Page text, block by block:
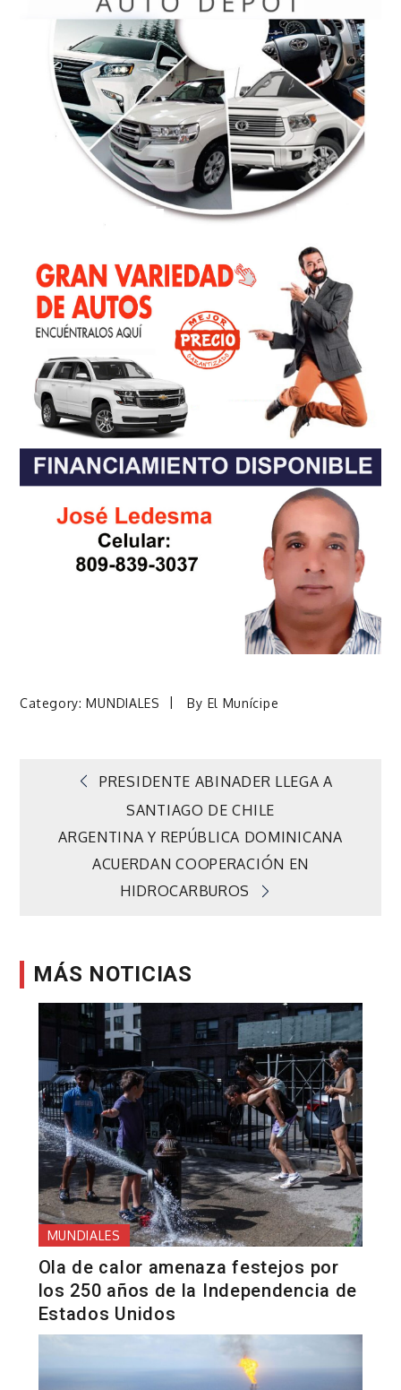
Category:MUNDIALES By El Munícipe
Navegación
de
entradas
PRESIDENTE ABINADER LLEGA A
SANTIAGO DE CHILE
ARGENTINA Y REPÚBLICA DOMINICANA
ACUERDAN COOPERACIÓN EN
HIDROCARBUROS
MÁS NOTICIAS
MUNDIALES
Ola de calor amenaza festejos por
los 250 años de la Independencia de
Estados Unidos